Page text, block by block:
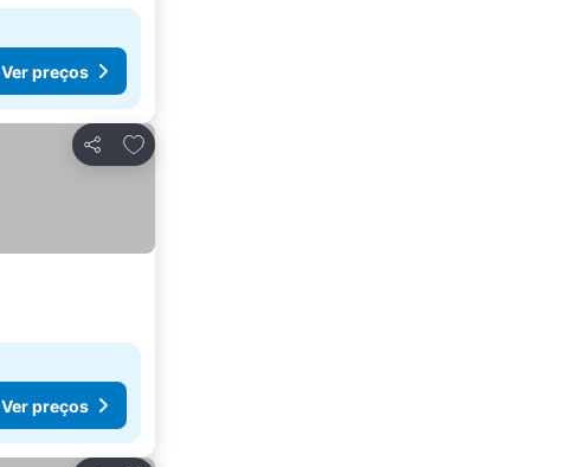
Ver preços
Partilhar
Adicionar aos favoritos
Ver preços